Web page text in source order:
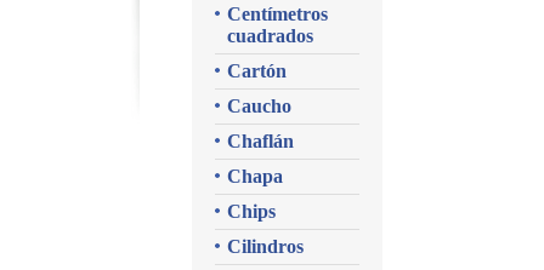
Centímetros
cuadrados
Cartón
Caucho
Chaflán
Chapa
Chips
Cilindros